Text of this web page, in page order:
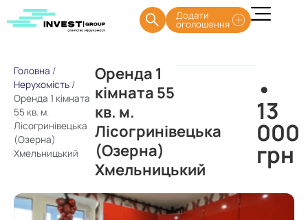
Додати
оголошення
Головна /
Нерухомість /
Оренда 1 кімната
55 кв. м.
Лісогринівецька
(Озерна)
Хмельницький
Оренда 1
кімната 55
кв. м.
Лісогринівецька
(Озерна)
Хмельницький
•
13
000
грн